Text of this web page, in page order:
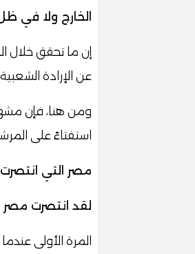
الخارج ولا في
إن ما تحقق خلال
عن الإرادة
ومن هنا، فإن مشهد
استفتاءً على
مصر التي
لقد انتصرت مصر
المرة الأولى